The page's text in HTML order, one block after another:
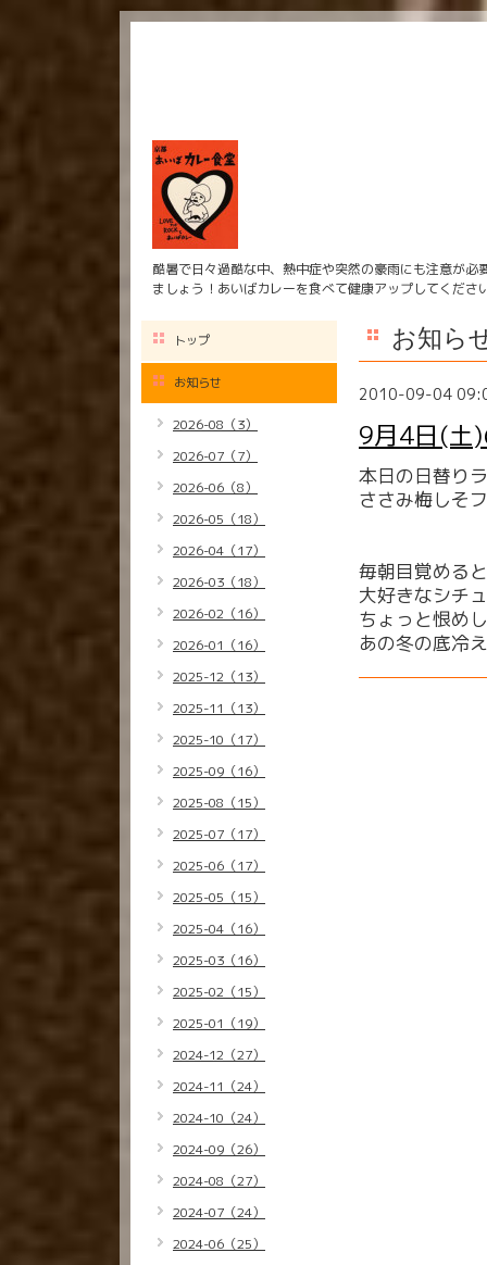
酷暑で日々過酷な中、熱中症や突然の豪雨にも注意が
ましょう！あいばカレーを食べて健康アップしてくださ
お知ら
2010-09-04
9月4日(土
本日の日替り
ささみ梅しそ
毎朝目覚める
大好きなシチ
ちょっと恨め
あの冬の底冷
トップ
お知らせ
2026-08（3）
2026-07（7）
2026-06（8）
2026-05（18）
2026-04（17）
2026-03（18）
2026-02（16）
2026-01（16）
2025-12（13）
2025-11（13）
2025-10（17）
2025-09（16）
2025-08（15）
2025-07（17）
2025-06（17）
2025-05（15）
2025-04（16）
2025-03（16）
2025-02（15）
2025-01（19）
2024-12（27）
2024-11（24）
2024-10（24）
2024-09（26）
2024-08（27）
2024-07（24）
2024-06（25）